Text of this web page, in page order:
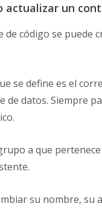
actualizar un
de código se puede
se define es el
de datos. Siempre
a que
su nombre, su